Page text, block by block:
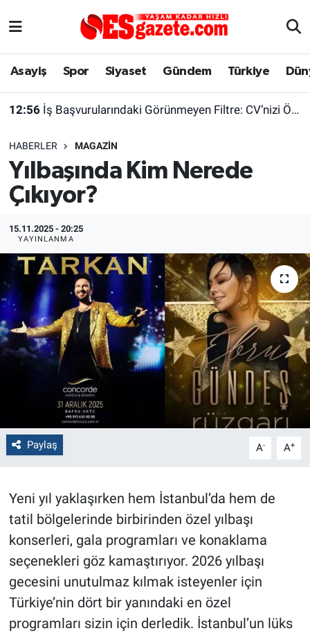
Asayiş Spor Siyaset Gündem Türkiye
12:56 İş Başvurularındaki Görünmeyen Filtre: CV’nizi Önce Bir Yazılım Okuyor
HABERLER MAGAZIN
Yılbaşında Kim Nerede
Çıkıyor?
15.11.2025 - 20:25
YAYINLANMA
Paylaş A- A+
Yeni yıl yaklaşırken hem İstanbul’da hem de
tatil bölgelerinde birbirinden özel yılbaşı
konserleri, gala programları ve konaklama
seçenekleri göz kamaştırıyor. 2026 yılbaşı
gecesini unutulmaz kılmak isteyenler için
Türkiye’nin dört bir yanındaki en özel
programları sizin için derledik. İstanbul’un lüks
Asayiş
Gündem
Türkiye
Dünya
Sağlık
Alış-Veriş/İş dünyası
Yaşam
Eskişehirspor Arşivi
Eskişehir Arşivi
Röportaj
Ekonomi
Kültür Sanat
Politika
Bilecik
Kütahya
Gezi
Çevre
Yerel
Magazin
Bilim ve Teknoloji
Eskişehir Nöbetçi Eczaneler
Süper Lig Puan Durumu ve Fikstür
Tüm Manşetler
Son Dakika Haberleri
Haber Arşivi